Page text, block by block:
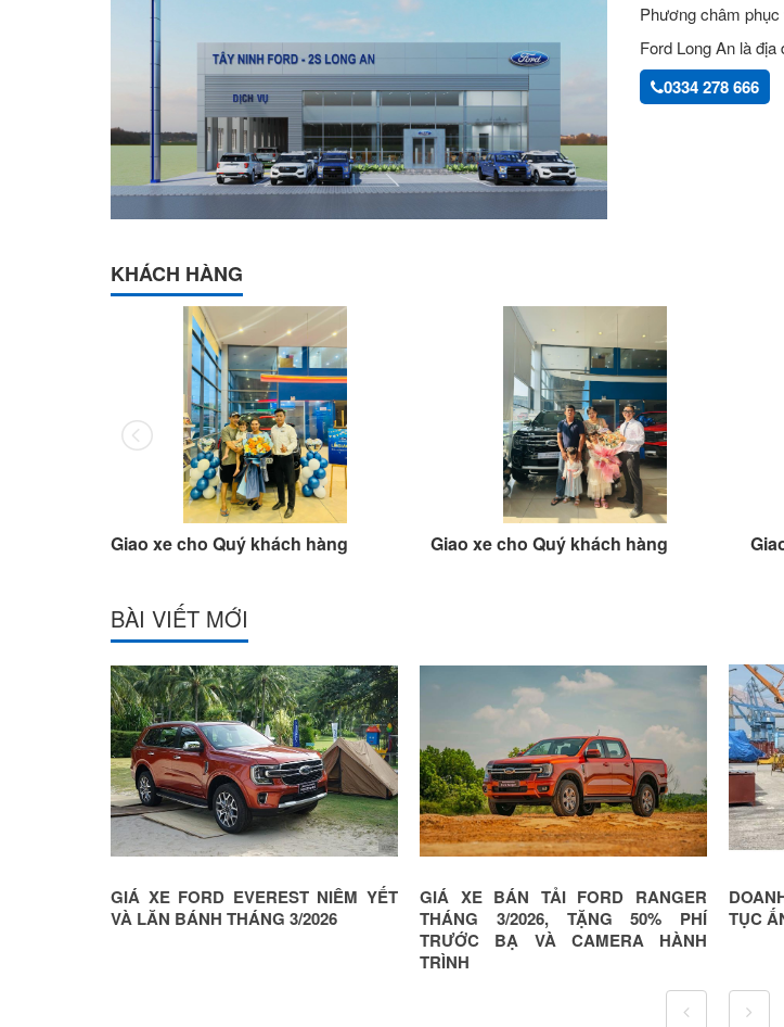
Phương châm
Ford Long An là
0334 278 666
KHÁCH HÀNG
Giao xe cho Quý khách hàng Giao xe cho Quý khách hàng
BÀI VIẾT MỚI
GIÁ XE FORD EVEREST NIÊM YẾT
VÀ LĂN BÁNH THÁNG 3/2026
GIÁ XE BÁN TẢI FORD RANGER
THÁNG 3/2026, TẶNG 50% PHÍ
TRƯỚC BẠ VÀ CAMERA HÀNH
TRÌNH
TỤC